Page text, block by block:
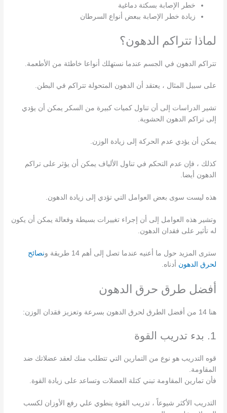
خطر الإصابة بسكتة دماغية
زيادة خطر الإصابة ببعض أنواع السرطان
لماذا تتراكم الدهون؟
تتراكم الدهون في الجسم عندما نستهلك أنواعا خاطئة من الأطعمة.
على سبيل المثال ، يعتقد أن الدهون المتحولة تتراكم في البطن.
تشير الدراسات إلى أن تناول كميات كبيرة من السكر يمكن أن يؤدي
إلى تراكم الدهون الحشوية.
يمكن أن يؤدي عدم الحركة إلى زيادة الوزن.
كذلك ، فإن عدم التحكم في تناول الألياف يمكن أن يؤثر على تراكم
الدهون أيضا.
هذه ليست سوى بعض العوامل التي تؤدي إلى زيادة الدهون.
وتشير هذه العوامل إلى أن إجراء تغييرات بسيطة وفعالة يمكن أن يكون
له تأثير على فقدان الدهون.
سترى المزيد حول ما أعنيه عندما تصل إلى أهم 14 طريقة و
نصائح
لحرق الدهون أدناه.
أفضل طرق حرق الدهون
هنا 14 من أفضل الطرق لحرق الدهون بسرعة وتعزيز فقدان الوزن:
1. بدء تدريب القوة
قوه التدريب هو نوع من التمارين التي تتطلب منك لعقد عضلاتك ضد
المقاومة.
فأن تمارين المقاومة تبني كتلة العضلات وتساعد على زيادة القوة.
التدريب الأكثر شيوعاً ، تدريب القوة ينطوي علي رفع الأوزان لكسب